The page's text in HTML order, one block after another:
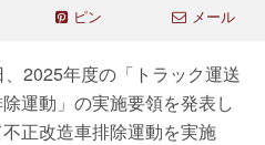
ピン メール
2025年度の「トラック運送
運動」の実施要領を発表し
正改造車排除運動を実施